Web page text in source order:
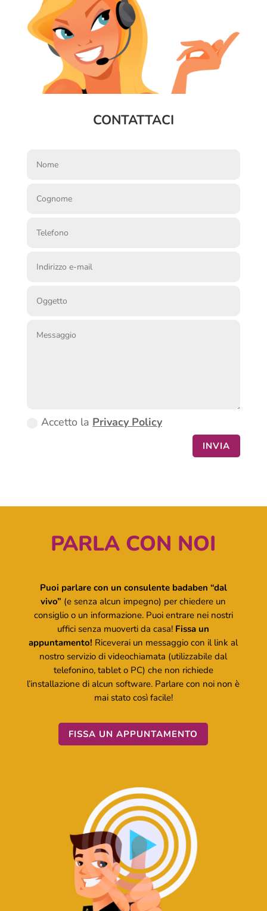
CONTATTACI
Accetto la Privacy Policy
INVIA
PARLA CON NOI
Puoi parlare con un consulente badaben “dal
vivo” (e senza alcun impegno) per chiedere un
consiglio o un informazione. Puoi entrare nei nostri
uffici senza muoverti da casa! Fissa un
appuntamento! Riceverai un messaggio con il link al
nostro servizio di videochiamata (utilizzabile dal
telefonino, tablet o PC) che non richiede
l’installazione di alcun software. Parlare con noi non è
mai stato così facile!
FISSA UN APPUNTAMENTO